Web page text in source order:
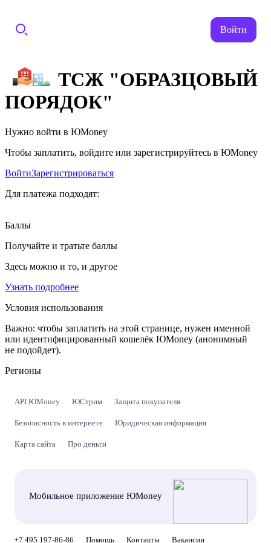
Войти
ТСЖ "ОБРАЗЦОВЫЙ
ПОРЯДОК"
Нужно войти в ЮMoney
Чтобы заплатить, войдите или зарегистрируйтесь в ЮMoney
ВойтиЗарегистрироваться
Для платежа подходят:
Баллы
Получайте и тратьте баллы
Здесь можно и то, и другое
Узнать подробнее
Условия использования
Важно: чтобы заплатить на этой странице, нужен именной
или идентифицированный кошелёк ЮMoney (анонимный
не подойдет).
Регионы
API ЮMoney ЮСтрим Защита покупателя
Безопасность в интернете Юридическая информация
Карта сайта Про деньги
Мобильное приложение ЮMoney
+7 495 197-86-86 Помощь Контакты Вакансии